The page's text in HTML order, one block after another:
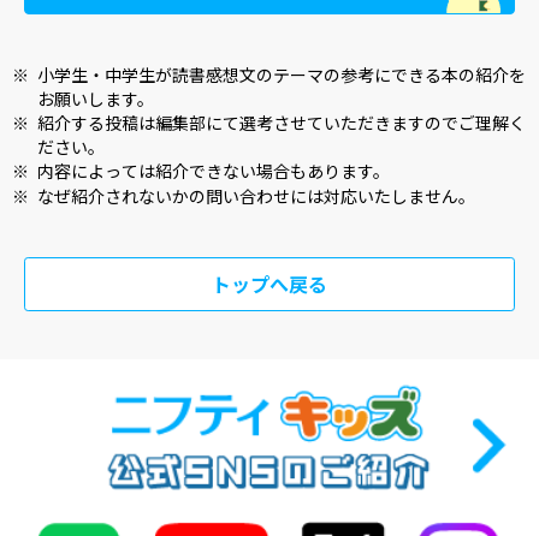
※ 小学生・中学生が読書感想文のテーマの参考にできる本の紹介を
お願いします。
※ 紹介する投稿は編集部にて選考させていただきますのでご理解く
ださい。
※ 内容によっては紹介できない場合もあります。
※ なぜ紹介されないかの問い合わせには対応いたしません。
トップへ戻る